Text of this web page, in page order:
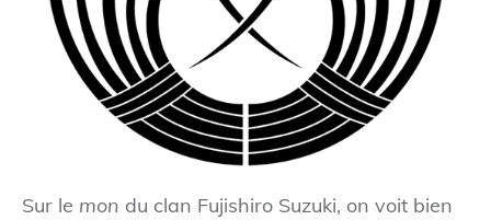
Sur le mon du clan Fujishiro Suzuki, on voit bien